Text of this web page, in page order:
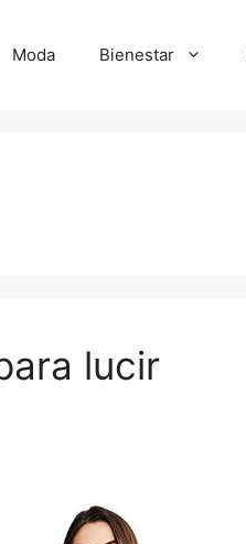
Moda Bienestar
lucir